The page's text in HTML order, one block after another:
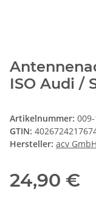
ISO Audi /
Artikelnummer:
GTIN:
Hersteller: acv GmbH
24,90 €